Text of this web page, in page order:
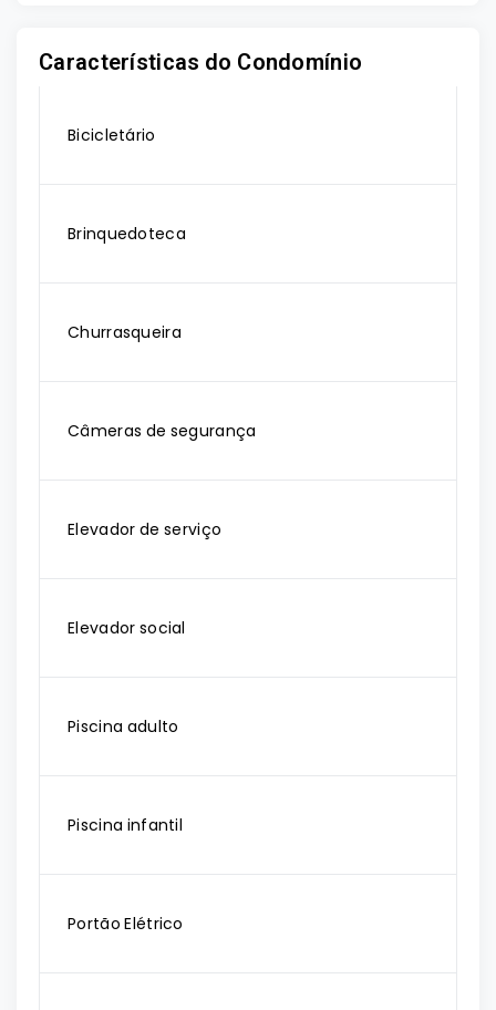
Características do Condomínio
Bicicletário
Brinquedoteca
Churrasqueira
Câmeras de segurança
Elevador de serviço
Elevador social
Piscina adulto
Piscina infantil
Portão Elétrico